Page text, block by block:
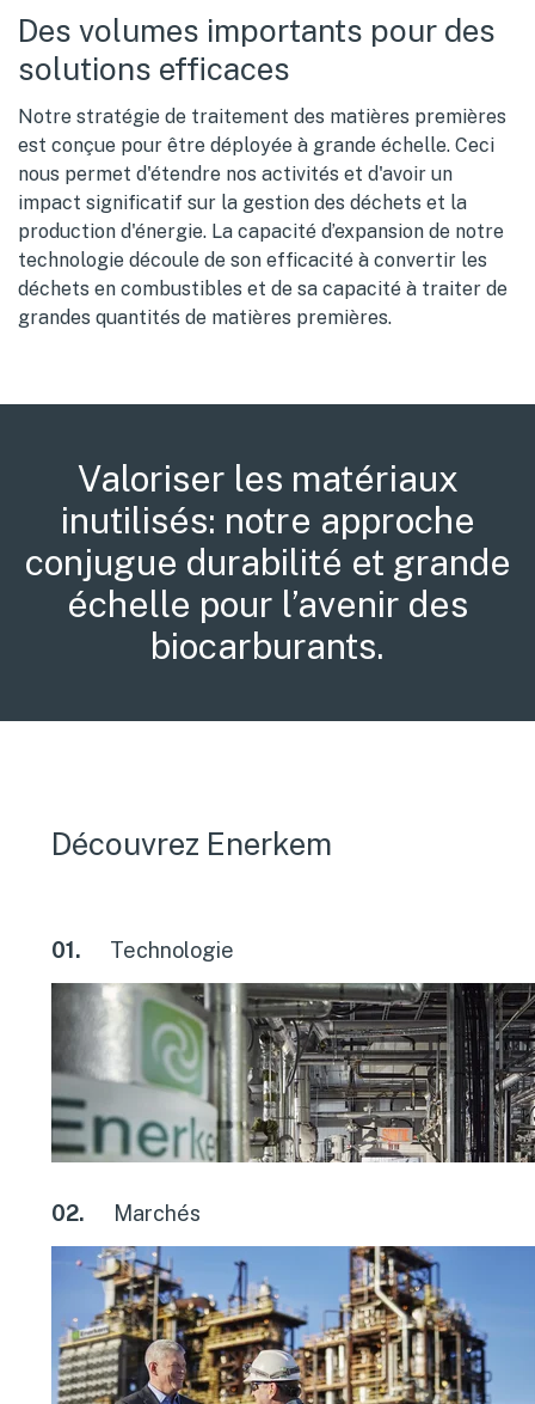
Des volumes importants pour des
solutions efficaces
Notre stratégie de traitement des matières premières
est conçue pour être déployée à grande échelle. Ceci
nous permet d'étendre nos activités et d'avoir un
impact significatif sur la gestion des déchets et la
production d'énergie. La capacité d’expansion de notre
technologie découle de son efficacité à convertir les
déchets en combustibles et de sa capacité à traiter de
grandes quantités de matières premières.
Valoriser les matériaux
inutilisés: notre approche
conjugue durabilité et grande
échelle pour l’avenir des
biocarburants.
Découvrez Enerkem
01. Technologie
02. Marchés